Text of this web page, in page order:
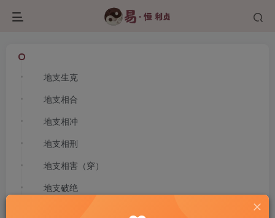
地支生克
地支相合
地支相冲
地支相刑
地支相害（穿）
地支破绝